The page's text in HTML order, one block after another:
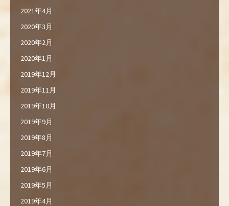
2021年4月
2020年3月
2020年2月
2020年1月
2019年12月
2019年11月
2019年10月
2019年9月
2019年8月
2019年7月
2019年6月
2019年5月
2019年4月